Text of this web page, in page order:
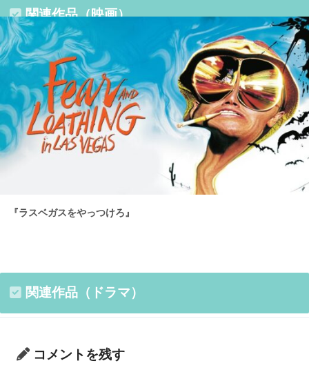
関連作品（映画）
『ラスベガスをやっつけろ』
関連作品（ドラマ）
コメントを残す